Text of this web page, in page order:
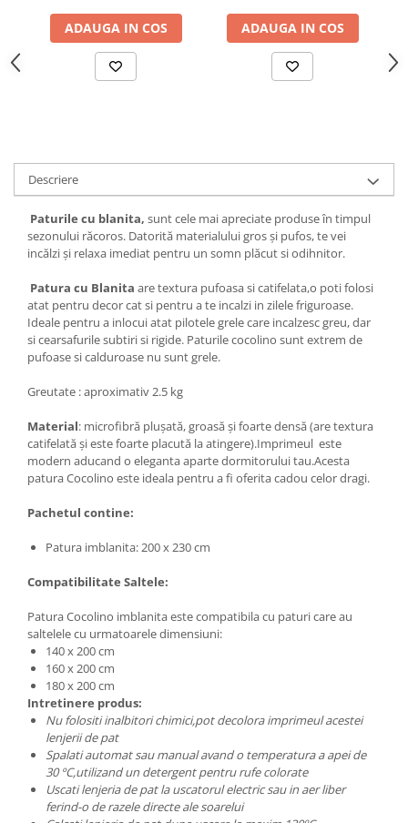
ADAUGA IN COS ADAUGA IN COS
Descriere
Paturile cu blanita, sunt cele mai apreciate produse în timpul
sezonului răcoros. Datorită materialului gros și pufos, te vei
incălzi și relaxa imediat pentru un somn plăcut si odihnitor.
Patura cu Blanita are textura pufoasa si catifelata,o poti folosi
atat pentru decor cat si pentru a te incalzi in zilele friguroase.
Ideale pentru a inlocui atat pilotele grele care incalzesc greu, dar
si cearsafurile subtiri si rigide. Paturile cocolino sunt extrem de
pufoase si calduroase nu sunt grele.
Greutate : aproximativ 2.5 kg
Material: microfibră plușată, groasă și foarte densă (are textura
catifelată și este foarte placută la atingere).Imprimeul este
modern aducand o eleganta aparte dormitorului tau.Acesta
patura Cocolino este ideala pentru a fi oferita cadou celor dragi.
Pachetul contine:
Patura imblanita: 200 x 230 cm
Compatibilitate Saltele:
Patura Cocolino imblanita este compatibila cu paturi care au
saltelele cu urmatoarele dimensiuni:
140 x 200 cm
160 x 200 cm
180 x 200 cm
Intretinere produs:
Nu folositi inalbitori chimici,pot decolora imprimeul acestei
lenjerii de pat
Spalati automat sau manual avand o temperatura a apei de
30 ºC,utilizand un detergent pentru rufe colorate
Uscati lenjeria de pat la uscatorul electric sau in aer liber
ferind-o de razele directe ale soarelui